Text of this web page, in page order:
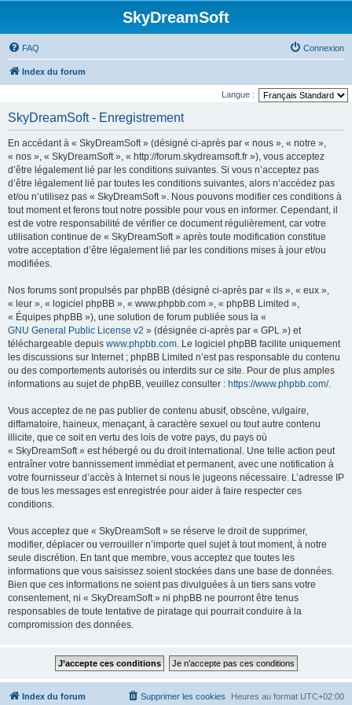
SkyDreamSoft
FAQ Connexion
Index du forum
Langue :
SkyDreamSoft - Enregistrement
En accédant à « SkyDreamSoft » (désigné ci-après par « nous », « notre »,
« nos », « SkyDreamSoft », « http://forum.skydreamsoft.fr »), vous acceptez
d’être légalement lié par les conditions suivantes. Si vous n’acceptez pas
d’être légalement lié par toutes les conditions suivantes, alors n’accédez pas
et/ou n’utilisez pas « SkyDreamSoft ». Nous pouvons modifier ces conditions à
tout moment et ferons tout notre possible pour vous en informer. Cependant, il
est de votre responsabilité de vérifier ce document régulièrement, car votre
utilisation continue de « SkyDreamSoft » après toute modification constitue
votre acceptation d’être légalement lié par les conditions mises à jour et/ou
modifiées.
Nos forums sont propulsés par phpBB (désigné ci-après par « ils », « eux »,
« leur », « logiciel phpBB », « www.phpbb.com », « phpBB Limited »,
« Équipes phpBB »), une solution de forum publiée sous la «
GNU General Public License v2 » (désignée ci-après par « GPL ») et
téléchargeable depuis www.phpbb.com. Le logiciel phpBB facilite uniquement
les discussions sur Internet ; phpBB Limited n’est pas responsable du contenu
ou des comportements autorisés ou interdits sur ce site. Pour de plus amples
informations au sujet de phpBB, veuillez consulter : https://www.phpbb.com/.
Vous acceptez de ne pas publier de contenu abusif, obscène, vulgaire,
diffamatoire, haineux, menaçant, à caractère sexuel ou tout autre contenu
illicite, que ce soit en vertu des lois de votre pays, du pays où
« SkyDreamSoft » est hébergé ou du droit international. Une telle action peut
entraîner votre bannissement immédiat et permanent, avec une notification à
votre fournisseur d’accès à Internet si nous le jugeons nécessaire. L’adresse IP
de tous les messages est enregistrée pour aider à faire respecter ces
conditions.
Vous acceptez que « SkyDreamSoft » se réserve le droit de supprimer,
modifier, déplacer ou verrouiller n’importe quel sujet à tout moment, à notre
seule discrétion. En tant que membre, vous acceptez que toutes les
informations que vous saisissez soient stockées dans une base de données.
Bien que ces informations ne soient pas divulguées à un tiers sans votre
consentement, ni « SkyDreamSoft » ni phpBB ne pourront être tenus
responsables de toute tentative de piratage qui pourrait conduire à la
compromission des données.
Index du forum Heures au format UTC+02:00
Supprimer les cookies